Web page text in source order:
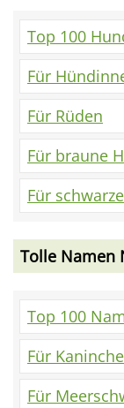
Top 100
Für
Für Rüden
Für braune
Für
Tolle Namen
Top 100
Für
Für